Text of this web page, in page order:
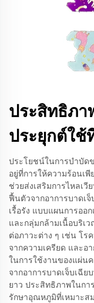
ประสิทธิภา
ประยุกต์ใช้
ประโยชน์ในการบำบัด
อยู่ที่การให้ความร้อนเพี
ช่วยส่งเสริมการไหลเ
ฟื้นตัวจากอาการบาดเ
เรื้อรัง แบบแผนการออ
และกลุ่มกล้ามเนื้อบริเ
ต่อภาวะต่าง ๆ เช่น โร
จากความเครียด และอ
ในการใช้งานของแผ่น
จากอาการบาดเจ็บเฉี
ยาว ประสิทธิภาพในกา
รักษาอุณหภูมิที่เหมาะส